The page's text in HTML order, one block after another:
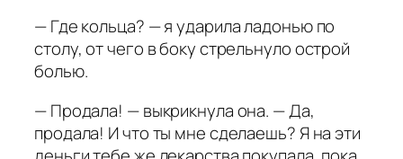
— Где кольца? — я ударила ладонью по
столу, от чего в боку стрельнуло острой
болью.
— Продала! — выкрикнула она. — Да,
продала! И что ты мне сделаешь? Я на эти